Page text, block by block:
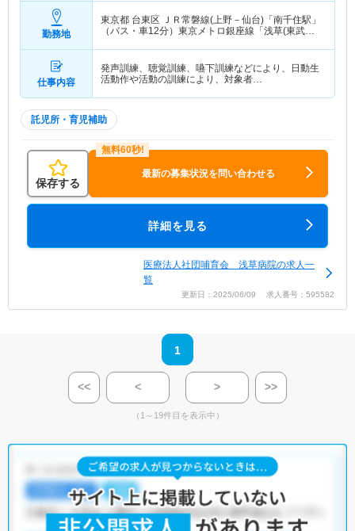
勤務地
東京都 台東区 ＪＲ常磐線(上野－仙台)「南千住駅」
（バス・車12分）東京メトロ銀座線「浅草(東武・
仕事内容
発声訓練、聴覚訓練、嚥下訓練などにより、日動生
活動作や活動の訓練により、対象者…
託児所・育児補助
保存する
最新の募集状況を問い合わせる
詳細を見る
医療法人社団哺育会 浅草病院の求人一
覧
更新日：2025/06/09 求人番号：595582
1
<< < > >>
（1～19件目を表示中）